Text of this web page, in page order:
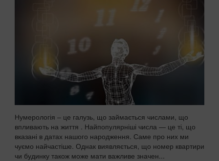
Нумерологія – це галузь, що займається числами, що
впливають на життя . Найпопулярніші числа — це ті, що
вказані в датах нашого народження. Саме про них ми
чуємо найчастіше. Однак виявляється, що номер квартири
чи будинку також може мати важливе значен...